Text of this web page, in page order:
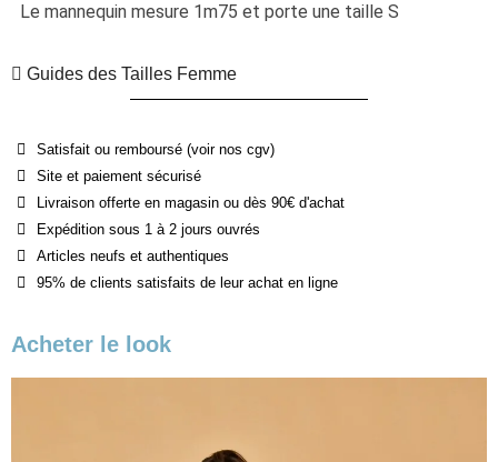
Le mannequin mesure 1m75 et porte une taille S
Guides des Tailles Femme
Satisfait ou remboursé (voir nos cgv)
Site et paiement sécurisé
Livraison offerte en magasin ou dès 90€ d'achat
Expédition sous 1 à 2 jours ouvrés
Articles neufs et authentiques
95% de clients satisfaits de leur achat en ligne
Acheter le look